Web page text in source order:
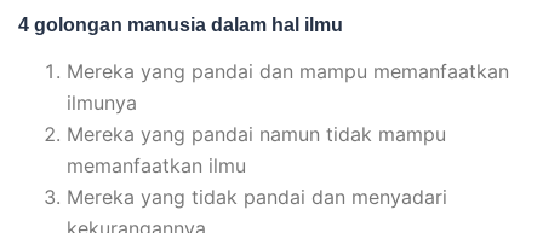
4 golongan manusia dalam hal ilmu
Mereka yang pandai dan mampu memanfaatkan
ilmunya
Mereka yang pandai namun tidak mampu
memanfaatkan ilmu
Mereka yang tidak pandai dan menyadari